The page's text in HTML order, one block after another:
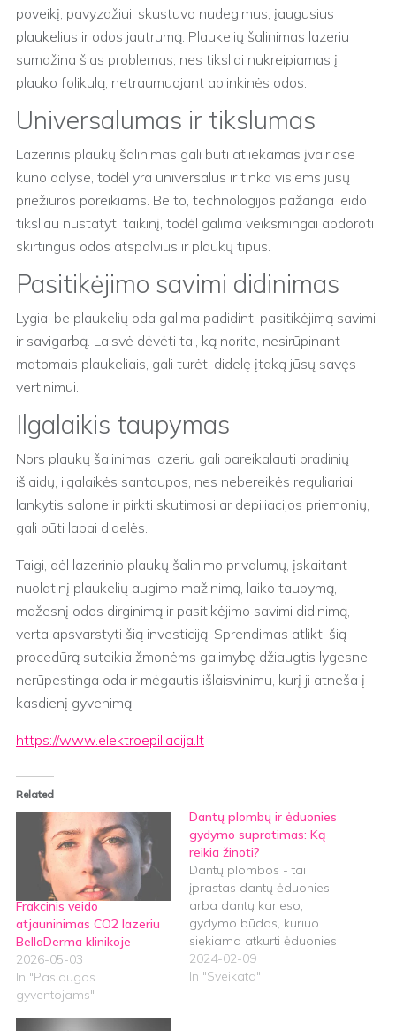
poveikį, pavyzdžiui, skustuvo nudegimus, įaugusius
plaukelius ir odos jautrumą. Plaukelių šalinimas lazeriu
sumažina šias problemas, nes tiksliai nukreipiamas į
plauko folikulą, netraumuojant aplinkinės odos.
Universalumas ir tikslumas
Lazerinis plaukų šalinimas gali būti atliekamas įvairiose
kūno dalyse, todėl yra universalus ir tinka visiems jūsų
priežiūros poreikiams. Be to, technologijos pažanga leido
tiksliau nustatyti taikinį, todėl galima veiksmingai apdoroti
skirtingus odos atspalvius ir plaukų tipus.
Pasitikėjimo savimi didinimas
Lygia, be plaukelių oda galima padidinti pasitikėjimą savimi
ir savigarbą. Laisvė dėvėti tai, ką norite, nesirūpinant
matomais plaukeliais, gali turėti didelę įtaką jūsų savęs
vertinimui.
Ilgalaikis taupymas
Nors plaukų šalinimas lazeriu gali pareikalauti pradinių
išlaidų, ilgalaikės santaupos, nes nebereikės reguliariai
lankytis salone ir pirkti skutimosi ar depiliacijos priemonių,
gali būti labai didelės.
Taigi, dėl lazerinio plaukų šalinimo privalumų, įskaitant
nuolatinį plaukelių augimo mažinimą, laiko taupymą,
mažesnį odos dirginimą ir pasitikėjimo savimi didinimą,
verta apsvarstyti šią investiciją. Sprendimas atlikti šią
procedūrą suteikia žmonėms galimybę džiaugtis lygesne,
nerūpestinga oda ir mėgautis išlaisvinimu, kurį ji atneša į
kasdienį gyvenimą.
https://www.elektroepiliacija.lt
Related
Frakcinis veido
atjauninimas CO2 lazeriu
BellaDerma klinikoje
2026-05-03
In "Paslaugos
gyventojams"
Dantų plombų ir ėduonies
gydymo supratimas: Ką
reikia žinoti?
Dantų plombos - tai
įprastas dantų ėduonies,
arba dantų karieso,
gydymo būdas, kuriuo
siekiama atkurti ėduonies
pažeistų dantų struktūrą ir
funkciją. Pateikiame
2024-02-09
In "Sveikata"